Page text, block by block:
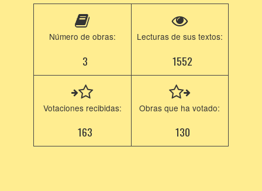
Número de obras:
3
Lecturas de sus textos:
1552
Votaciones recibidas:
163
Obras que ha votado:
130